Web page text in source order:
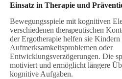
Einsatz in Therapie und
Bewegungsspiele mit kognitiven
verschiedenen therapeutischen
der Ergotherapie helfen sie Kindern
Aufmerksamkeitsproblemen oder
Entwicklungsverzögerungen. Die
motiviert und ermöglicht längere
kognitive Aufgaben.